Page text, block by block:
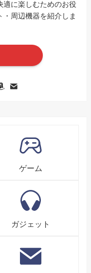
適に楽しむためのお役
周辺機器を紹介しま
ゲーム
ガジェット